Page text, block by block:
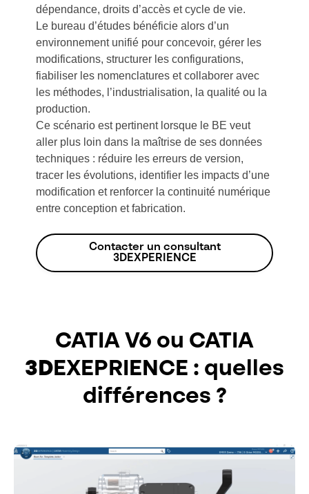
dépendance, droits d’accès et cycle de vie.
Le bureau d’études bénéficie alors d’un
environnement unifié pour concevoir, gérer les
modifications, structurer les configurations,
fiabiliser les nomenclatures et collaborer avec
les méthodes, l’industrialisation, la qualité ou la
production.
Ce scénario est pertinent lorsque le BE veut
aller plus loin dans la maîtrise de ses données
techniques : réduire les erreurs de version,
tracer les évolutions, identifier les impacts d’une
modification et renforcer la continuité numérique
entre conception et fabrication.
Contacter un consultant
3DEXPERIENCE
CATIA V6 ou CATIA
3D EXEPRIENCE : quelles
différences ?